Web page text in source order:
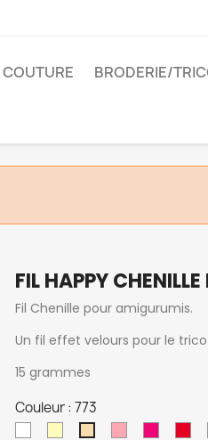
COUTURE BRODERIE/
FIL HAPPY
Fil Chenille pour amigurumis.
Un fil effet velours pour le
15 grammes
Couleur : 773